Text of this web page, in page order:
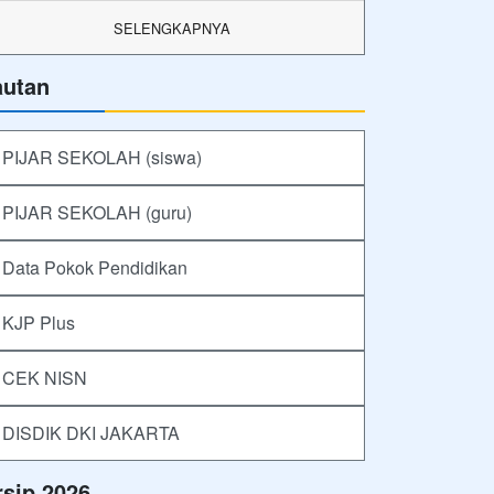
SELENGKAPNYA
PIJAR SEKOLAH (siswa)
PIJAR SEKOLAH (guru)
Data Pokok Pendidikan
KJP Plus
CEK NISN
DISDIK DKI JAKARTA